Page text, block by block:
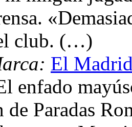
club. (…)
El
enfado
de Paradas